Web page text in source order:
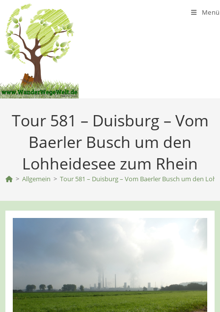
Inhalt
springen
Menü
Tour 581 – Duisburg – Vom
Baerler Busch um den
Lohheidesee zum Rhein
> Allgemein > Tour 581 – Duisburg – Vom Baerler Busch um den